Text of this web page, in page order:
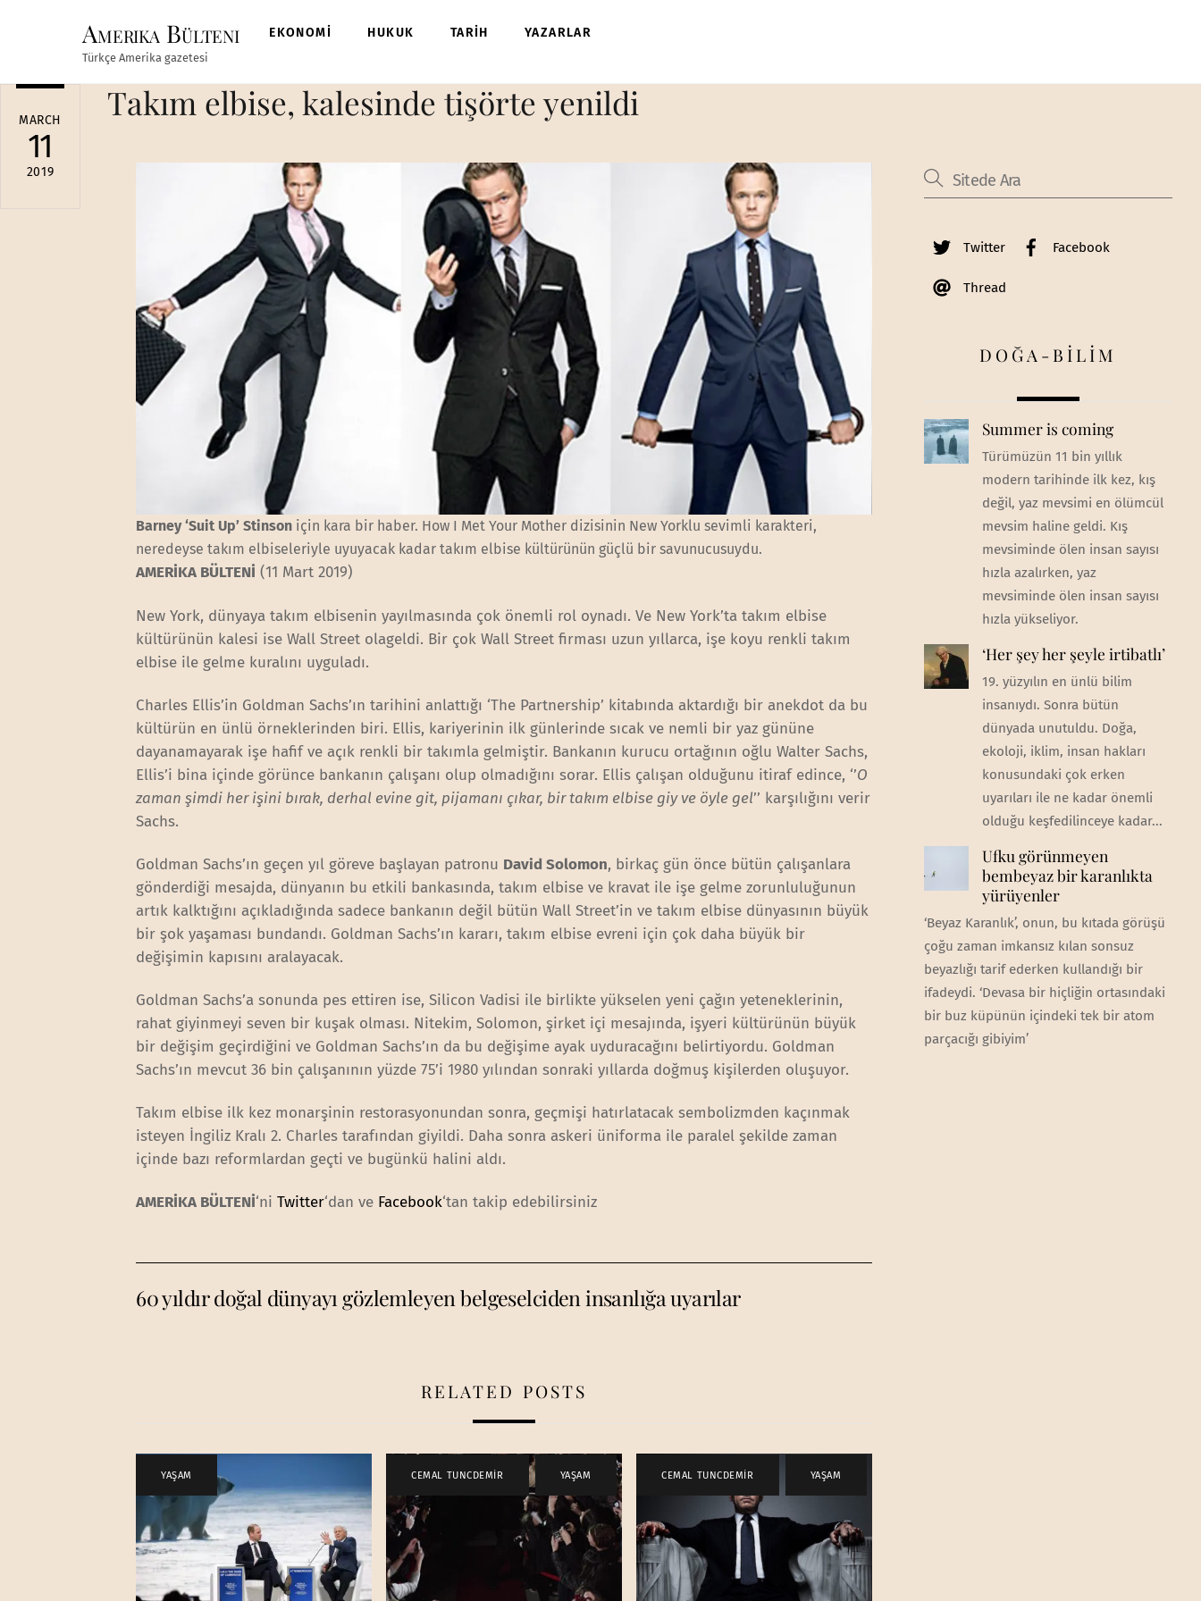
Amerika Bülteni
Türkçe Amerika gazetesi
EKONOMİ HUKUK TARİH YAZARLAR
MARCH
11
2019
Takım elbise, kalesinde tişörte yenildi
Barney ‘Suit Up’ Stinson için kara bir haber. How I Met Your Mother dizisinin New Yorklu sevimli karakteri,
neredeyse takım elbiseleriyle uyuyacak kadar takım elbise kültürünün güçlü bir savunucusuydu.
AMERİKA BÜLTENİ (11 Mart 2019)
New York, dünyaya takım elbisenin yayılmasında çok önemli rol oynadı. Ve New York’ta takım elbise
kültürünün kalesi ise Wall Street olageldi. Bir çok Wall Street firması uzun yıllarca, işe koyu renkli takım
elbise ile gelme kuralını uyguladı.
Charles Ellis’in Goldman Sachs’ın tarihini anlattığı ‘The Partnership’ kitabında aktardığı bir anekdot da bu
kültürün en ünlü örneklerinden biri. Ellis, kariyerinin ilk günlerinde sıcak ve nemli bir yaz gününe
dayanamayarak işe hafif ve açık renkli bir takımla gelmiştir. Bankanın kurucu ortağının oğlu Walter Sachs,
Ellis’i bina içinde görünce bankanın çalışanı olup olmadığını sorar. Ellis çalışan olduğunu itiraf edince, ‘’O
zaman şimdi her işini bırak, derhal evine git, pijamanı çıkar, bir takım elbise giy ve öyle gel’’ karşılığını verir
Sachs.
Goldman Sachs’ın geçen yıl göreve başlayan patronu David Solomon, birkaç gün önce bütün çalışanlara
gönderdiği mesajda, dünyanın bu etkili bankasında, takım elbise ve kravat ile işe gelme zorunluluğunun
artık kalktığını açıkladığında sadece bankanın değil bütün Wall Street’in ve takım elbise dünyasının büyük
bir şok yaşaması bundandı. Goldman Sachs’ın kararı, takım elbise evreni için çok daha büyük bir
değişimin kapısını aralayacak.
Goldman Sachs’a sonunda pes ettiren ise, Silicon Vadisi ile birlikte yükselen yeni çağın yeteneklerinin,
rahat giyinmeyi seven bir kuşak olması. Nitekim, Solomon, şirket içi mesajında, işyeri kültürünün büyük
bir değişim geçirdiğini ve Goldman Sachs’ın da bu değişime ayak uyduracağını belirtiyordu. Goldman
Sachs’ın mevcut 36 bin çalışanının yüzde 75’i 1980 yılından sonraki yıllarda doğmuş kişilerden oluşuyor.
Takım elbise ilk kez monarşinin restorasyonundan sonra, geçmişi hatırlatacak sembolizmden kaçınmak
isteyen İngiliz Kralı 2. Charles tarafından giyildi. Daha sonra askeri üniforma ile paralel şekilde zaman
içinde bazı reformlardan geçti ve bugünkü halini aldı.
AMERİKA BÜLTENİ‘niTwitter‘dan ve Facebook‘tan takip edebilirsiniz
60 yıldır doğal dünyayı gözlemleyen belgeselciden insanlığa uyarılar
RELATED POSTS
YAŞAM CEMAL TUNCDEMİR , YAŞAM CEMAL TUNCDEMİR YAŞAM
Twitter Facebook
Thread
DOĞA-BİLİM
Summer is coming
Türümüzün 11 bin yıllık
modern tarihinde ilk kez, kış
değil, yaz mevsimi en ölümcül
mevsim haline geldi. Kış
mevsiminde ölen insan sayısı
hızla azalırken, yaz
mevsiminde ölen insan sayısı
hızla yükseliyor.
‘Her şey her şeyle irtibatlı’
19. yüzyılın en ünlü bilim
insanıydı. Sonra bütün
dünyada unutuldu. Doğa,
ekoloji, iklim, insan hakları
konusundaki çok erken
uyarıları ile ne kadar önemli
olduğu keşfedilinceye kadar...
Ufku görünmeyen
bembeyaz bir karanlıkta
yürüyenler
‘Beyaz Karanlık’, onun, bu kıtada görüşü
çoğu zaman imkansız kılan sonsuz
beyazlığı tarif ederken kullandığı bir
ifadeydi. ‘Devasa bir hiçliğin ortasındaki
bir buz küpünün içindeki tek bir atom
parçacığı gibiyim’